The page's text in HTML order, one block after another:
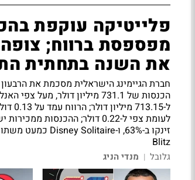
פלייטיקה עוקפת
מפספסת ברווח;
את השנה בתחתית
חברת הגיימינג הישראלית מסכמת את
הכנסות של 731.1 מיליון דולר, מעל צפי
ל-713.15
לעומת צפי ל-0.22 דולר; ההכנסות
Blitz
גלובל | מנדי הניג